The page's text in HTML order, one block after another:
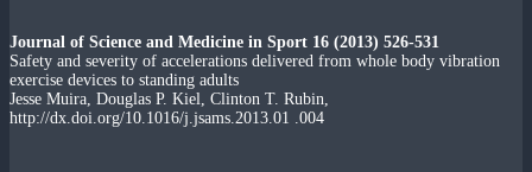
Journal of Science and Medicine in Sport 16 (2013) 526-531
Safety and severity of accelerations delivered from whole body vibration
exercise devices to standing adults
Jesse Muira, Douglas P. Kiel, Clinton T. Rubin,
http://dx.doi.org/10.1016/j.jsams.2013.01 .004